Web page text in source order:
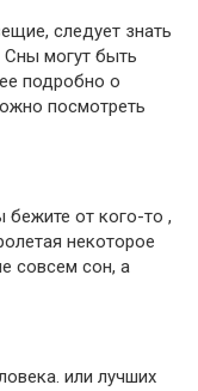
следует знать
Сны могут быть
подробно о
посмотреть
бежите от кого-то ,
некоторое
совсем сон, а
или лучших